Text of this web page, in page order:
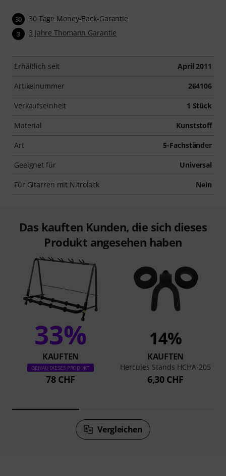
30 30 Tage Money-Back-Garantie
3 3 Jahre Thomann Garantie
Erhältlich seit April 2011
Artikelnummer 264106
Verkaufseinheit 1 Stück
Material Kunststoff
Art 5-Fachständer
Geeignet für Universal
Für Gitarren mit Nitrolack Nein
Das kauften Kunden, die sich dieses
Produkt angesehen haben
33%
KAUFTEN
GENAU DIESES PRODUKT
78 CHF
14%
KAUFTEN
Hercules Stands HCHA-205
6,30 CHF
Vergleichen